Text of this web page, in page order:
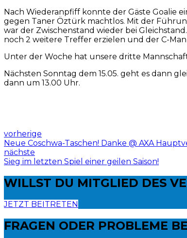
Nach Wiederanpfiff konnte der Gäste Goalie
gegen Taner Öztürk machtlos. Mit der
war der Zwischenstand wieder bei
noch 2 weitere Treffer erzielen und der C-
Unter der Woche hat unsere dritte
Nächsten Sonntag dem 15.05. geht es dann
dann um 13.00 Uhr.
vorherige
Neue Coschwa-Taschen! Danke @ AXA
nächste
Sieg im letzten Spiel einer geilen Saison!
WILLST DU MITGLIED DES
JETZT BEITRETEN
FRAGEN ODER PROBLEME